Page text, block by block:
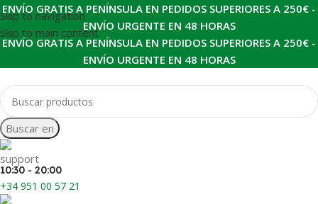
Skip to navigation
Skip to main content
ENVÍO GRATIS A PENÍNSULA EN PEDIDOS SUPERIORES A 250€ -
ENVÍO URGENTE EN 48 HORAS
ENVÍO GRATIS A PENÍNSULA EN PEDIDOS SUPERIORES A 250€ -
ENVÍO URGENTE EN 48 HORAS
Buscar en
10:30 - 20:00
+34 951 00 57 21